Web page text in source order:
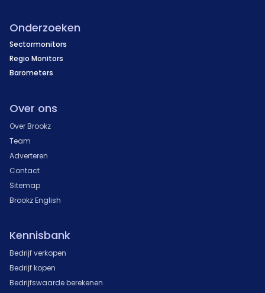
Onderzoeken
Sectormonitors
Regio Monitors
Barometers
Over ons
Over Brookz
Team
Adverteren
Contact
Sitemap
Brookz English
Kennisbank
Bedrijf verkopen
Bedrijf kopen
Bedrijfswaarde berekenen